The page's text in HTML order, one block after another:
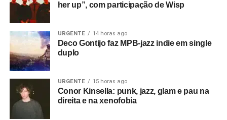
her up”, com participação de Wisp
URGENTE 14 horas ago
Deco Gontijo faz MPB-jazz indie em single
duplo
URGENTE 15 horas ago
Conor Kinsella: punk, jazz, glam e pau na
direita e na xenofobia